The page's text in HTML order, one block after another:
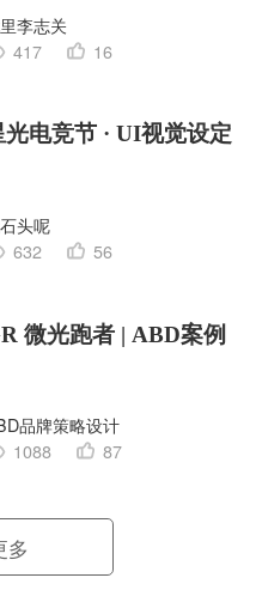
李志关
417
16
光电竞节 · UI视觉设定
头呢
632
56
微光跑者 | ABD案例
品牌策略设计
1088
87
多